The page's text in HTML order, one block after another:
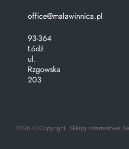
office@malawinnica.pl
93-364
Łódź
ul.
Rzgowska
203
2026 © Copyright. Sklepy internetowe